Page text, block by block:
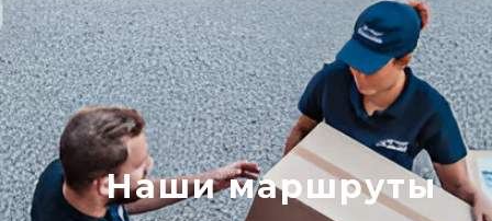
Наши маршруты